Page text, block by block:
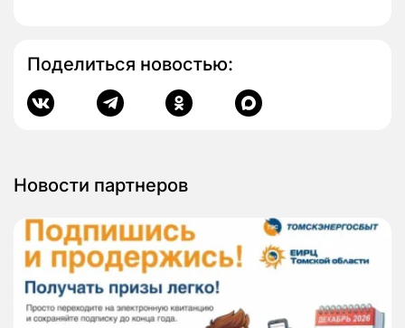
Поделиться новостью:
Новости партнеров